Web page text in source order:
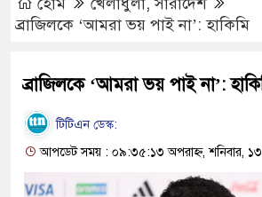
ব্রাজিলকে ‘আমরা ভয় পাই না’: হাকিমি
ব্রাজিলকে ‘আমরা ভয় পাই না’:
টিটিএন ডেস্ক:
আপডেট সময় : ০৯:৩৫:১৩ অপরাহ্ন, শনিবার,